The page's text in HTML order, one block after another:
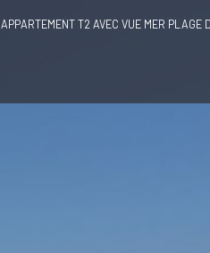
APPARTEMENT T2 AVEC VUE MER PLAGE